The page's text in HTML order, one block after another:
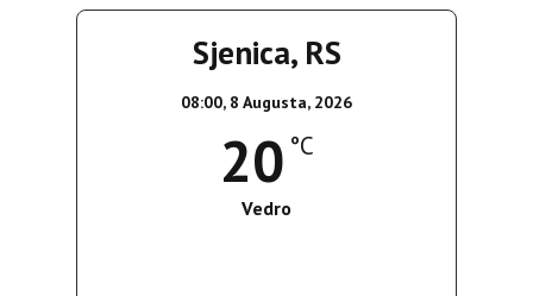
Sjenica, RS
08:00, 8 Augusta, 2026
20 °C
Vedro